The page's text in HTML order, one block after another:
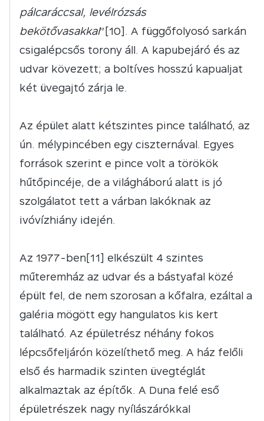
pálcaráccsal, levélrózsás
bekötővasakkal”[10]. A függőfolyosó sarkán
csigalépcsős torony áll. A kapubejáró és az
udvar kövezett; a boltíves hosszú kapualjat
két üvegajtó zárja le.
Az épület alatt kétszintes pince található, az
ún. mélypincében egy ciszternával. Egyes
források szerint e pince volt a törökök
hűtőpincéje, de a világháború alatt is jó
szolgálatot tett a várban lakóknak az
ivóvízhiány idején.
Az 1977-ben[11] elkészült 4 szintes
műteremház az udvar és a bástyafal közé
épült fel, de nem szorosan a kőfalra, ezáltal a
galéria mögött egy hangulatos kis kert
található. Az épületrész néhány fokos
lépcsőfeljárón közelíthető meg. A ház felőli
első és harmadik szinten üvegtéglát
alkalmaztak az építők. A Duna felé eső
épületrészek nagy nyílászárókkal